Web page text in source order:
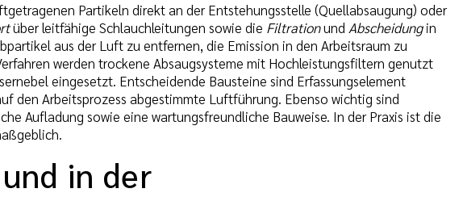
Partikeln direkt an der Entstehungsstelle (Quellabsaugung) oder
über leitfähige Schlauchleitungen sowie die Filtrationund Abscheidungin
aus der Luft zu entfernen, die Emission in den Arbeitsraum zu
werden trockene Absaugsysteme mit Hochleistungsfiltern genutzt
eingesetzt. Entscheidende Bausteine sind Erfassungselement
den Arbeitsprozess abgestimmte Luftführung. Ebenso wichtig sind
Aufladung sowie eine wartungsfreundliche Bauweise. In der Praxis ist die
in der